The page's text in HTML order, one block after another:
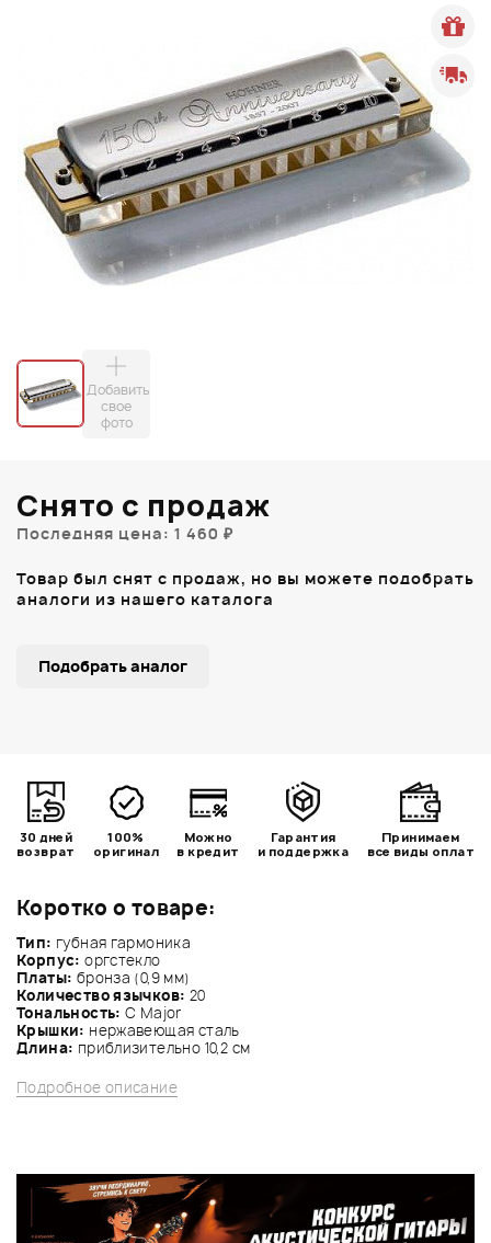
Добавить
свое
фото
Коротко о товаре:
Тип: губная гармоника
Корпус: оргстекло
Платы: бронза (0,9 мм)
Количество язычков: 20
Тональность: C Major
Крышки: нержавеющая сталь
Длина: приблизительно 10,2 см
Подробное описание
Снято с продаж
Последняя цена: 1 460 ₽
Товар был снят с продаж, но вы можете подобрать
аналоги из нашего каталога
Подобрать аналог
30 дней
возврат
100%
оригинал
Можно
в кредит
Гарантия
и поддержка
Принимаем
все виды оплат